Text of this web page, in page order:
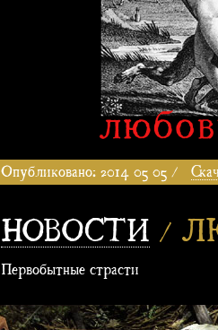
Опубликовано: 2014 05 05 /
НОВОСТИ /
Первобытные страсти